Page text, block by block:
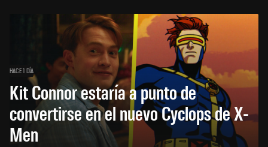
HACE 1 DÍA
Kit Connor estaría a punto de
convertirse en el nuevo Cyclops de X-
Men